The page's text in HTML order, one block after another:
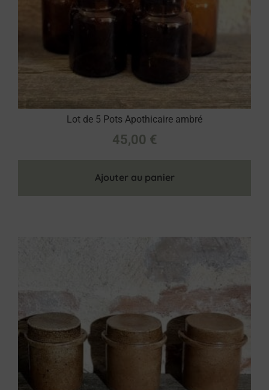
Lot de 5 Pots Apothicaire ambré
45,00 €
Ajouter au panier